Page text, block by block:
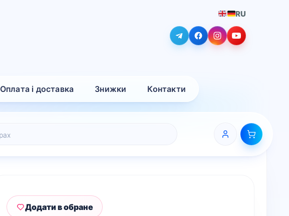
Оплата і доставка Знижки Контакти
RU
Додати в обране